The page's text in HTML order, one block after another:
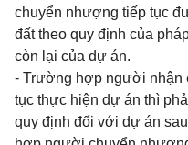
chuyển nhượng tiếp tục
đất theo quy định của
còn lại của dự án.
- Trường hợp người nhận
tục thực hiện dự án thì
quy định đối với dự án